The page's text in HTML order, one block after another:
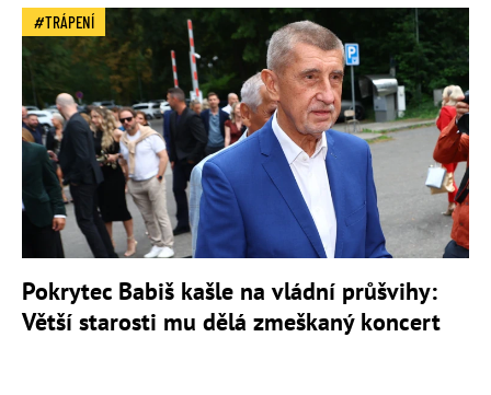
TRÁPENÍ
Pokrytec Babiš kašle na vládní průšvihy:
Větší starosti mu dělá zmeškaný koncert